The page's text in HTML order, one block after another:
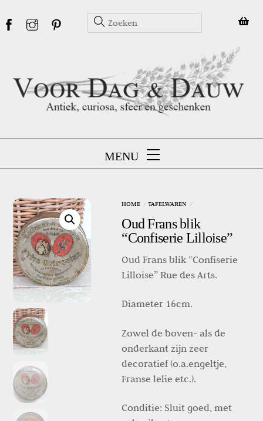
to
MENU
HOME TAFELWAREN
Oud Frans blik
“Confiserie Lilloise”
Oud Frans blik “Confiserie
Lilloise” Rue des Arts.
Diameter 16cm.
Zowel de boven- als de
onderkant zijn zeer
decoratief (o.a.engeltje,
Franse lelie etc.).
Conditie: Sluit goed, met